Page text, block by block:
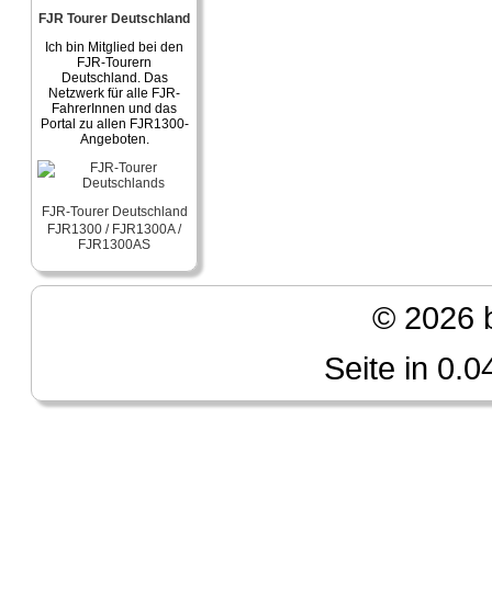
FJR Tourer Deutschland
Ich bin Mitglied bei den
FJR-Tourern
Deutschland. Das
Netzwerk für alle FJR-
FahrerInnen und das
Portal zu allen FJR1300-
Angeboten.
FJR-Tourer Deutschland
FJR1300 / FJR1300A /
FJR1300AS
© 2026
Seite in